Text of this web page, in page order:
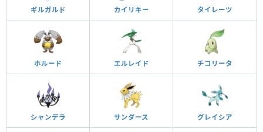
ギルガルド カイリキー タイレーツ
ホルード エルレイド チコリータ
シャンデラ サンダース グレイシア